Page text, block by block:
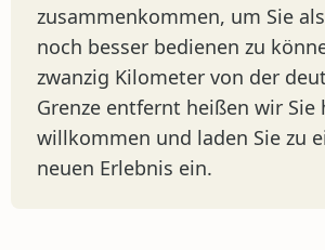
zusammenkommen, um Sie
noch besser bedienen zu
zwanzig Kilometer von der
Grenze entfernt heißen wir Sie
willkommen und laden Sie zu
neuen Erlebnis ein.